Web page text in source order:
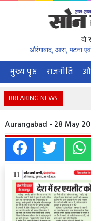
दो
औरंगाबाद, आरा, पटना
मुख्य पृष्ठ राजनीति
BREAKING NEWS
Aurangabad - 28 May